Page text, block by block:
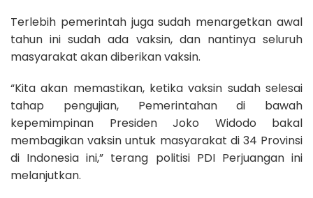
Terlebih pemerintah juga sudah menargetkan awal
tahun ini sudah ada vaksin, dan nantinya seluruh
masyarakat akan diberikan vaksin.
“Kita akan memastikan, ketika vaksin sudah selesai
tahap pengujian, Pemerintahan di bawah
kepemimpinan Presiden Joko Widodo bakal
membagikan vaksin untuk masyarakat di 34 Provinsi
di Indonesia ini,” terang politisi PDI Perjuangan ini
melanjutkan.